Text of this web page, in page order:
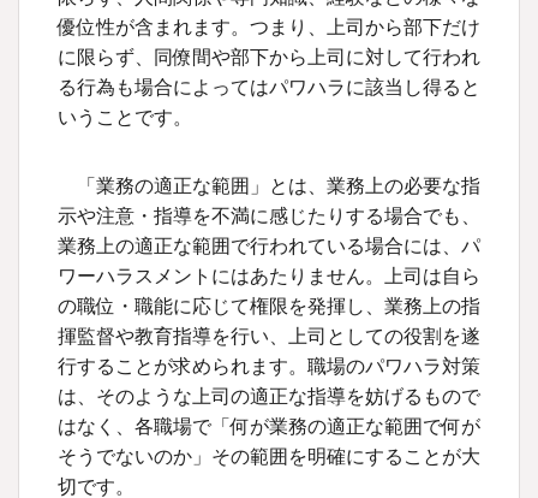
優位性が含まれます。つまり、上司から部下だけ
に限らず、同僚間や部下から上司に対して行われ
る行為も場合によってはパワハラに該当し得ると
いうことです。
「業務の適正な範囲」とは、業務上の必要な指
示や注意・指導を不満に感じたりする場合でも、
業務上の適正な範囲で行われている場合には、パ
ワーハラスメントにはあたりません。上司は自ら
の職位・職能に応じて権限を発揮し、業務上の指
揮監督や教育指導を行い、上司としての役割を遂
行することが求められます。職場のパワハラ対策
は、そのような上司の適正な指導を妨げるもので
はなく、各職場で「何が業務の適正な範囲で何が
そうでないのか」その範囲を明確にすることが大
切です。